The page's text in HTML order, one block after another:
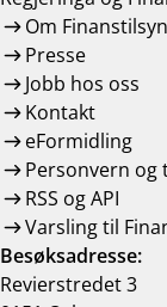
Om
Presse
Jobb hos oss
Kontakt
eFormidling
Personvern
RSS og API
Varsling til
Besøksadresse:
Revierstredet 3